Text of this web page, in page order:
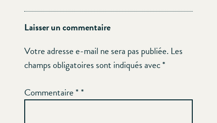
Laisser un commentaire
Votre adresse e-mail ne sera pas publiée. Les
champs obligatoires sont indiqués avec*
Commentaire*